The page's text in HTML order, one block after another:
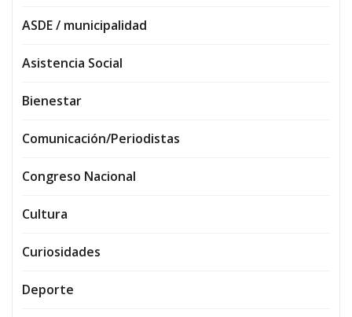
ASDE / municipalidad
Asistencia Social
Bienestar
Comunicación/Periodistas
Congreso Nacional
Cultura
Curiosidades
Deporte